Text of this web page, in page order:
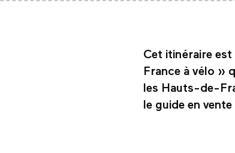
Cet itinéraire
France à vélo »
les Hauts-de-
le guide en